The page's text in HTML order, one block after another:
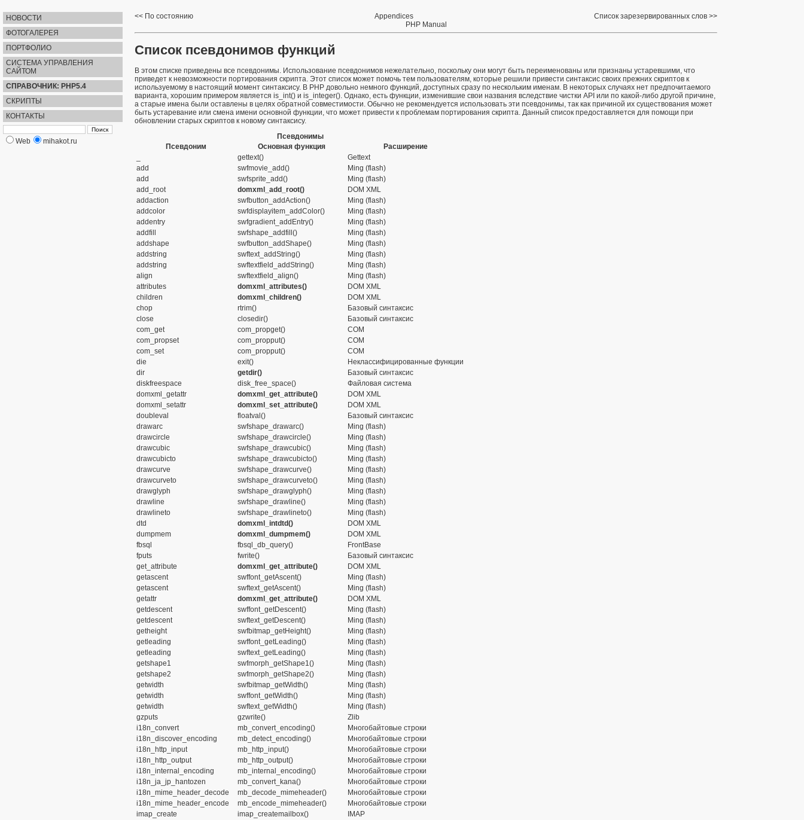
НОВОСТИ
ФОТОГАЛЕРЕЯ
ПОРТФОЛИО
СИСТЕМА УПРАВЛЕНИЯ
САЙТОМ
СПРАВОЧНИК: PHP5.4
СКРИПТЫ
КОНТАКТЫ
Web mihakot.ru
По состоянию Список зарезервированных слов
Appendices
PHP Manual
Список псевдонимов функций
В этом списке приведены все псевдонимы. Использование псевдонимов нежелательно, поскольку они могут быть переименованы или признаны устаревшими, что
приведет к невозможности портирования скрипта. Этот список может помочь тем пользователям, которые решили привести синтаксис своих прежних скриптов к
используемому в настоящий момент синтаксису. В PHP довольно немного функций, доступных сразу по нескольким именам. В некоторых случаях нет предпочитаемого
варианта, хорошим примером является is_int() и is_integer(). Однако, есть функции, изменившие свои названия вследствие чистки API или по какой-либо другой причине,
а старые имена были оставлены в целях обратной совместимости. Обычно не рекомендуется использовать эти псевдонимы, так как причиной их существования может
быть устаревание или смена имени основной функции, что может привести к проблемам портирования скрипта. Данный список предоставляется для помощи при
обновлении старых скриптов к новому синтаксису.
Псевдонимы
Псевдоним
Основная функция
Расширение
gettext()
Gettext
add
swfmovie_add()
Ming (flash)
add
swfsprite_add()
Ming (flash)
add_root
domxml_add_root()
DOM XML
addaction
swfbutton_addAction()
Ming (flash)
addcolor
swfdisplayitem_addColor()
Ming (flash)
addentry
swfgradient_addEntry()
Ming (flash)
addfill
swfshape_addfill()
Ming (flash)
addshape
swfbutton_addShape()
Ming (flash)
addstring
swftext_addString()
Ming (flash)
addstring
swftextfield_addString()
Ming (flash)
align
swftextfield_align()
Ming (flash)
attributes
domxml_attributes()
DOM XML
children
domxml_children()
DOM XML
chop
rtrim()
Базовый синтаксис
close
closedir()
Базовый синтаксис
com_get
com_propget()
COM
com_propset
com_propput()
COM
com_set
com_propput()
COM
die
exit()
Неклассифицированные функции
dir
getdir()
Базовый синтаксис
diskfreespace
disk_free_space()
Файловая система
domxml_getattr
domxml_get_attribute()
DOM XML
domxml_setattr
domxml_set_attribute()
DOM XML
doubleval
floatval()
Базовый синтаксис
drawarc
swfshape_drawarc()
Ming (flash)
drawcircle
swfshape_drawcircle()
Ming (flash)
drawcubic
swfshape_drawcubic()
Ming (flash)
drawcubicto
swfshape_drawcubicto()
Ming (flash)
drawcurve
swfshape_drawcurve()
Ming (flash)
drawcurveto
swfshape_drawcurveto()
Ming (flash)
drawglyph
swfshape_drawglyph()
Ming (flash)
drawline
swfshape_drawline()
Ming (flash)
drawlineto
swfshape_drawlineto()
Ming (flash)
dtd
domxml_intdtd()
DOM XML
dumpmem
domxml_dumpmem()
DOM XML
fbsql
fbsql_db_query()
FrontBase
fputs
fwrite()
Базовый синтаксис
get_attribute
domxml_get_attribute()
DOM XML
getascent
swffont_getAscent()
Ming (flash)
getascent
swftext_getAscent()
Ming (flash)
getattr
domxml_get_attribute()
DOM XML
getdescent
swffont_getDescent()
Ming (flash)
getdescent
swftext_getDescent()
Ming (flash)
getheight
swfbitmap_getHeight()
Ming (flash)
getleading
swffont_getLeading()
Ming (flash)
getleading
swftext_getLeading()
Ming (flash)
getshape1
swfmorph_getShape1()
Ming (flash)
getshape2
swfmorph_getShape2()
Ming (flash)
getwidth
swfbitmap_getWidth()
Ming (flash)
getwidth
swffont_getWidth()
Ming (flash)
getwidth
swftext_getWidth()
Ming (flash)
gzputs
gzwrite()
Zlib
i18n_convert
mb_convert_encoding()
Многобайтовые строки
i18n_discover_encoding
mb_detect_encoding()
Многобайтовые строки
i18n_http_input
mb_http_input()
Многобайтовые строки
i18n_http_output
mb_http_output()
Многобайтовые строки
i18n_internal_encoding
mb_internal_encoding()
Многобайтовые строки
i18n_ja_jp_hantozen
mb_convert_kana()
Многобайтовые строки
i18n_mime_header_decode
mb_decode_mimeheader()
Многобайтовые строки
i18n_mime_header_encode
mb_encode_mimeheader()
Многобайтовые строки
imap_create
imap_createmailbox()
IMAP